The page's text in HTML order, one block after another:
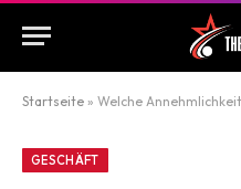
Startseite » Welche Annehmlichkeiten
GESCHÄFT